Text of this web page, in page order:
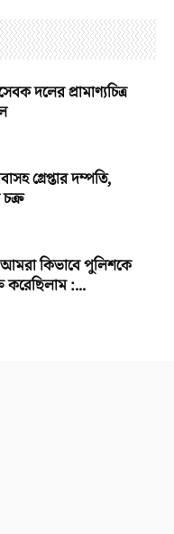
দলের প্রামাণ্যচিত্র
গ্রেপ্তার দম্পতি,
কিভাবে পুলিশকে
করেছিলাম :...